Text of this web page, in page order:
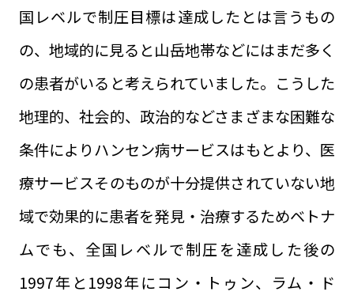
国レベルで制圧目標は達成したとは言うもの
の、地域的に見ると山岳地帯などにはまだ多く
の患者がいると考えられていました。こうした
地理的、社会的、政治的などさまざまな困難な
条件によりハンセン病サービスはもとより、医
療サービスそのものが十分提供されていない地
域で効果的に患者を発見・治療するためベトナ
ムでも、全国レベルで制圧を達成した後の
1997年と1998年にコン・トゥン、ラム・ド